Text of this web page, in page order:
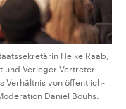
Heike Raab,
und Verleger-Vertreter
Verhältnis von öffentlich-
Daniel Bouhs.